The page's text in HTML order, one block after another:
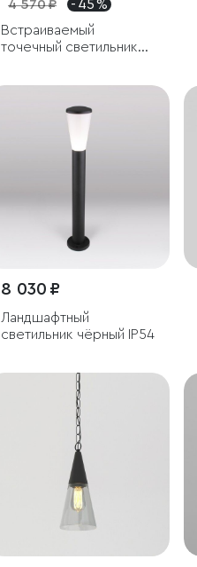
4 570 ₽
- 45 %
Встраиваемый
точечный светильник
8 030 ₽
Ландшафтный
светильник чёрный IP54